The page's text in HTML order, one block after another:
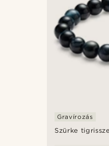
Szürke
Gravírozás